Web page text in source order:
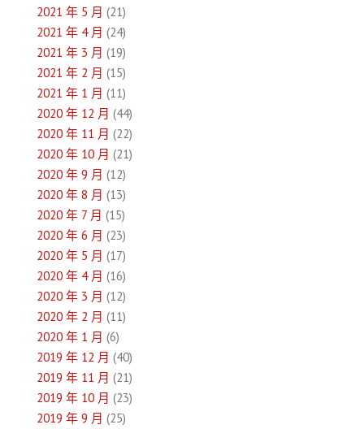
2021 年 5 月 (21)
2021 年 4 月 (24)
2021 年 3 月 (19)
2021 年 2 月 (15)
2021 年 1 月 (11)
2020 年 12 月 (44)
2020 年 11 月 (22)
2020 年 10 月 (21)
2020 年 9 月 (12)
2020 年 8 月 (13)
2020 年 7 月 (15)
2020 年 6 月 (23)
2020 年 5 月 (17)
2020 年 4 月 (16)
2020 年 3 月 (12)
2020 年 2 月 (11)
2020 年 1 月 (6)
2019 年 12 月 (40)
2019 年 11 月 (21)
2019 年 10 月 (23)
2019 年 9 月 (25)